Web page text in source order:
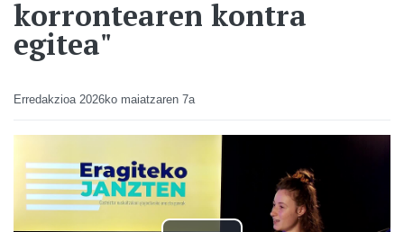
korrontearen kontra
egitea"
Erredakzioa 2026ko maiatzaren 7a